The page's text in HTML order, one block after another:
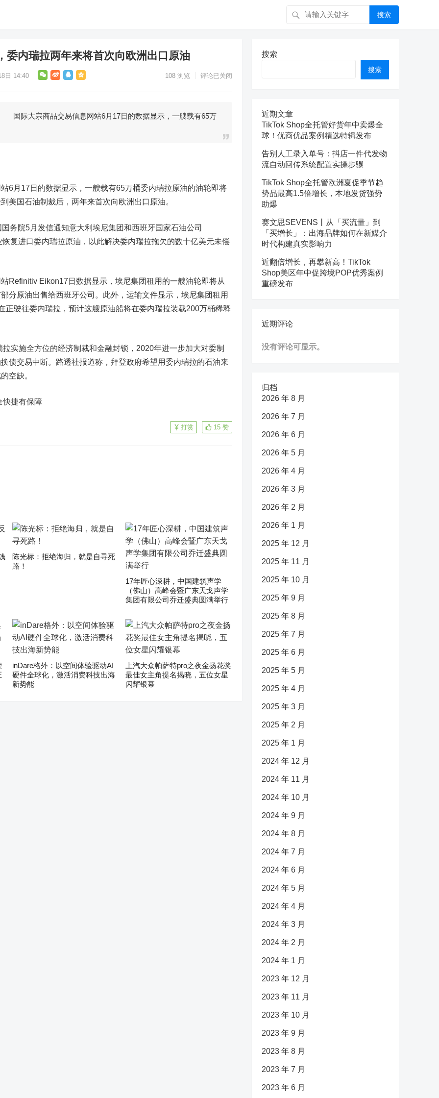
搜索
委内瑞拉两年来将首次向欧洲出口原油
日 14:40 108 浏览 评论已关闭
大宗商品交易信息网站6月17日的数据显示，一艘载有65万
17日的数据显示，一艘载有65万桶委内瑞拉原油的油轮即将
美国石油制裁后，两年来首次向欧洲出口原油。
院5月发信通知意大利埃尼集团和西班牙国家石油公司
复进口委内瑞拉原油，以此解决委内瑞拉拖欠的数十亿美元未偿
Eikon17日数据显示，埃尼集团租用的一艘油轮即将从
分原油出售给西班牙公司。此外，运输文件显示，埃尼集团租用
正驶往委内瑞拉，预计这艘原油船将在委内瑞拉装载200万桶稀释
施全方位的经济制裁和金融封锁，2020年进一步加大对委制
债交易中断。路透社报道称，拜登政府希望用委内瑞拉的石油来
空缺。
快捷有保障
15 赞
打赏
陈光标：拒绝海归，就是自寻死
路！
17年匠心深耕，中国建筑声学
（佛山）高峰会暨广东天戈声学
集团有限公司乔迁盛典圆满举行
inDare格外：以空间体验驱动AI
硬件全球化，激活消费科技出海
新势能
上汽大众帕萨特pro之夜金扬花奖
最佳女主角提名揭晓，五位女星
闪耀银幕
搜索
搜索
近期文章
TikTok Shop全托管好货年中卖爆全
球！优商优品案例精选特辑发布
告别人工录入单号：抖店一件代发物
流自动回传系统配置实操步骤
TikTok Shop全托管欧洲夏促季节趋
势品最高1.5倍增长，本地发货强势
助爆
赛文思SEVENS丨从「买流量」到
「买增长」：出海品牌如何在新媒介
时代构建真实影响力
近翻倍增长，再攀新高！TikTok
Shop美区年中促跨境POP优秀案例
重磅发布
近期评论
没有评论可显示。
归档
2026 年 8 月
2026 年 7 月
2026 年 6 月
2026 年 5 月
2026 年 4 月
2026 年 3 月
2026 年 2 月
2026 年 1 月
2025 年 12 月
2025 年 11 月
2025 年 10 月
2025 年 9 月
2025 年 8 月
2025 年 7 月
2025 年 6 月
2025 年 5 月
2025 年 4 月
2025 年 3 月
2025 年 2 月
2025 年 1 月
2024 年 12 月
2024 年 11 月
2024 年 10 月
2024 年 9 月
2024 年 8 月
2024 年 7 月
2024 年 6 月
2024 年 5 月
2024 年 4 月
2024 年 3 月
2024 年 2 月
2024 年 1 月
2023 年 12 月
2023 年 11 月
2023 年 10 月
2023 年 9 月
2023 年 8 月
2023 年 7 月
2023 年 6 月